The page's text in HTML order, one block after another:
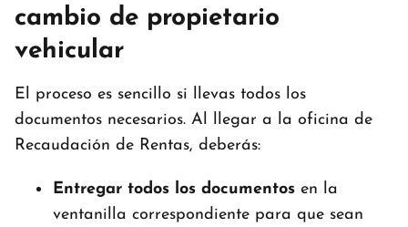
cambio de propietario
vehicular
El proceso es sencillo si llevas todos los
documentos necesarios. Al llegar a la oficina de
Recaudación de Rentas, deberás:
Entregar todos los documentos en la
ventanilla correspondiente para que sean